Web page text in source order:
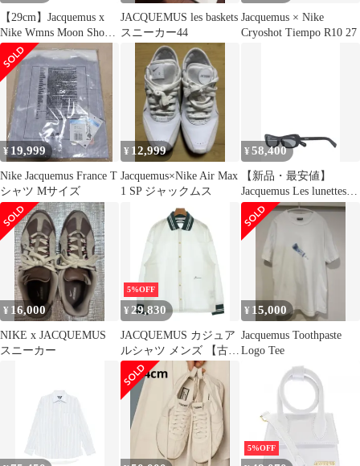
【29cm】Jacquemus x
Nike Wmns Moon Shoe
So
JACQUEMUS les baskets
スニーカー44
Jacquemus × Nike
Cryoshot Tiempo R10 27
¥ 19,999
Nike Jacquemus France T
シャツ Mサイズ
¥ 12,999
Jacquemus×Nike Air Max
1 SP ジャックムス
¥58,400
【新品・最安値】
Jacquemus Les lunettes
capri BLACK 正規品 サ
ングラス
¥ 16,000
NIKE x JACQUEMUS
スニーカー
5%OFF
¥ 29,830
JACQUEMUS カジュア
ルシャツ メンズ 【古
着】【中古】【送料無
料】
¥ 15,000
Jacquemus Toothpaste
Logo Tee
5%OFF